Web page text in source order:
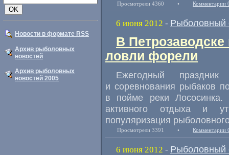
Новости в формате RSS
Архив рыболовных
новостей
Архив рыболовных
новостей 2005
Просмотрели 4360 • Комментарии
6 июня 2012 - Рыболовный
В
ловли форели
Ежегодный
и соревнования рыбаков
в пойме реки Лососинка.
активного отдыха и
популяризация
Просмотрели 3391 • Комментарии
6 июня 2012 - Рыболовный